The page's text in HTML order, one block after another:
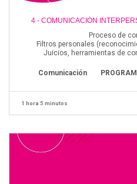
4 - COMUNICACIÓN
Proceso de
Filtros personales
Juicios, herramientas de
Comunicación
1 hora 5 minutos